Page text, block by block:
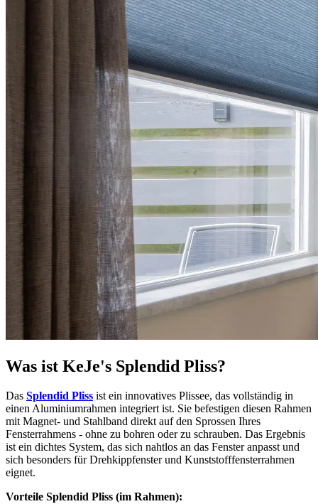
Was ist KeJe's Splendid Pliss?
Das Splendid Pliss ist ein innovatives Plissee, das vollständig in
einen Aluminiumrahmen integriert ist. Sie befestigen diesen Rahmen
mit Magnet- und Stahlband direkt auf den Sprossen Ihres
Fensterrahmens - ohne zu bohren oder zu schrauben. Das Ergebnis
ist ein dichtes System, das sich nahtlos an das Fenster anpasst und
sich besonders für Drehkippfenster und Kunststofffensterrahmen
eignet.
Vorteile Splendid Pliss (im Rahmen):